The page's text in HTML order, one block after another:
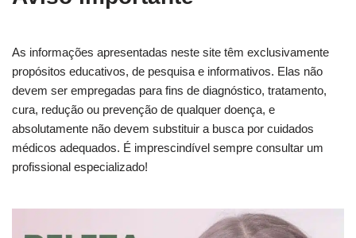
As informações apresentadas neste site têm exclusivamente
propósitos educativos, de pesquisa e informativos. Elas não
devem ser empregadas para fins de diagnóstico, tratamento,
cura, redução ou prevenção de qualquer doença, e
absolutamente não devem substituir a busca por cuidados
médicos adequados. É imprescindível sempre consultar um
profissional especializado!